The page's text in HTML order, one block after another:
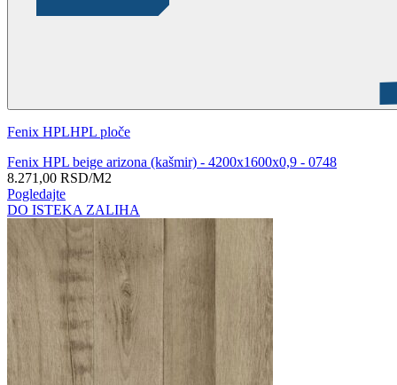
Fenix HPLHPL ploče
Fenix HPL beige arizona (kašmir) - 4200x1600x0,9 - 0748
8.271,00 RSD/M2
Pogledajte
DO ISTEKA ZALIHA